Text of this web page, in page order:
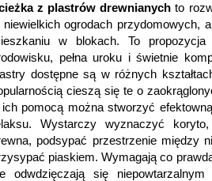
z plastrów drewnianych to
niewielkich ogrodach przydomowych,
w blokach. To
pełna uroku i świetnie
dostępne są w różnych
cieszą się te o
pomocą można stworzyć
Wystarczy wyznaczyć
podsypać przestrzenie między
piaskiem. Wymagają co
odwdzięczają się